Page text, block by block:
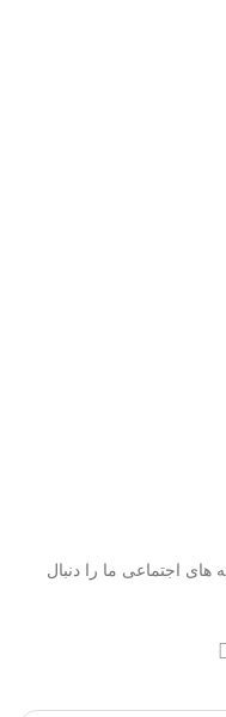
های اجتماعی ما را دنبال